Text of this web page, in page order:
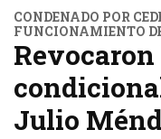
CONDENADO POR
FUNCIONAMIENTO
Julio